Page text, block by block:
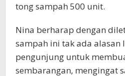
tong sampah 500 unit.
Nina berharap dengan
sampah ini tak ada alasan
pengunjung untuk
sembarangan, mengingat